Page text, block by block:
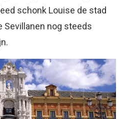
schonk Louise de stad
Sevillanen nog steeds